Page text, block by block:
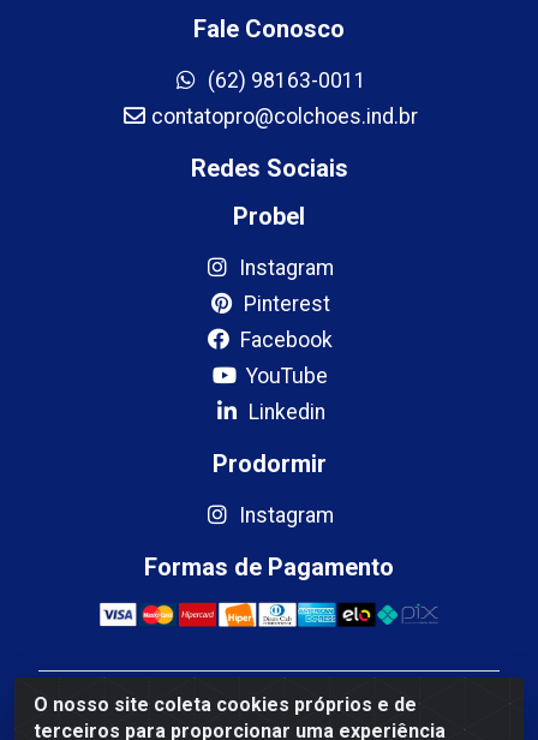
O nosso site coleta cookies próprios e de
terceiros para proporcionar uma experiência
Fale Conosco
(62) 98163-0011
contatopro@colchoes.ind.br
Redes Sociais
Probel
Instagram
Pinterest
Facebook
YouTube
Linkedin
Prodormir
Instagram
Formas de Pagamento
Mercosul Espumas Industriais LTDA - Rua 13, SN,
Quadra009 Lote 0007 - Polo Empresarial Goias - Etapa